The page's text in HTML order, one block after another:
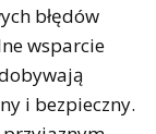
błędów
wsparcie
i bezpieczny.